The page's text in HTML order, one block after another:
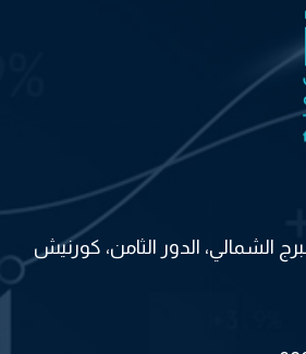
الشمالي، الدور الثامن، كورنيش